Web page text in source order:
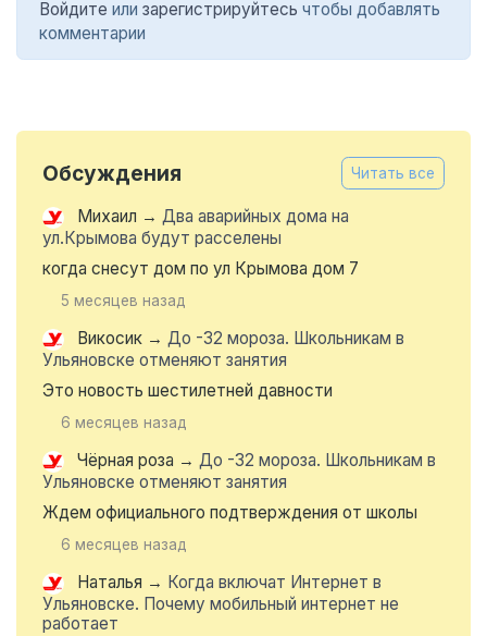
Войдите или зарегистрируйтесь чтобы добавлять
комментарии
Обсуждения Читать все
Михаил → Два аварийных дома на
ул.Крымова будут расселены
когда снесут дом по ул Крымова дом 7
5 месяцев назад
Викосик → До -32 мороза. Школьникам в
Ульяновске отменяют занятия
Это новость шестилетней давности
6 месяцев назад
Чёрная роза → До -32 мороза. Школьникам в
Ульяновске отменяют занятия
Ждем официального подтверждения от школы
6 месяцев назад
Наталья → Когда включат Интернет в
Ульяновске. Почему мобильный интернет не
работает